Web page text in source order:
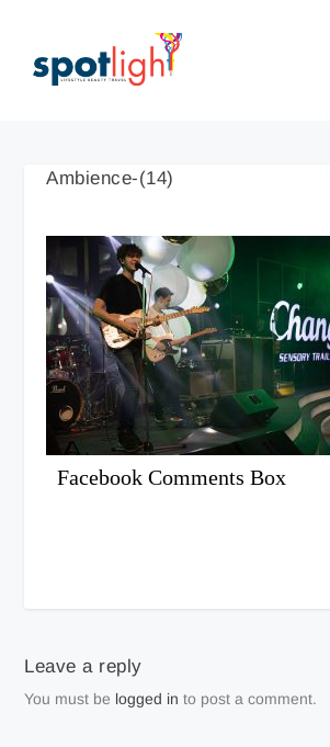
Ambience-(14)
Facebook Comments Box
Leave a reply
You must be logged in to post a comment.